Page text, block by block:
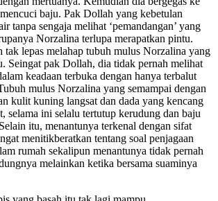
baju. Pak Dollah yang kebetulan
tanpa sengaja melihat ‘pemandangan’ yang
Norzalina terlupa merapatkan pintu.
lepas melahap tubuh mulus Norzalina yang
Seingat pak Dollah, dia tidak pernah melihat
keadaan terbuka dengan hanya terbalut
mulus Norzalina yang semampai dengan
kulit kuning langsat dan dada yang kencang
selama ini selalu tertutup kerudung dan baju
itu, menantunya terkenal dengan sifat
menitikberatkan tentang soal penjagaan
rumah sekalipun menantunya tidak pernah
melainkan ketika bersama suaminya